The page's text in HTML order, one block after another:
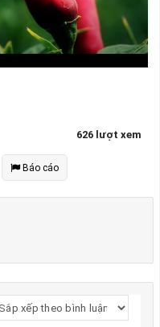
626 lượt xem
Báo cáo